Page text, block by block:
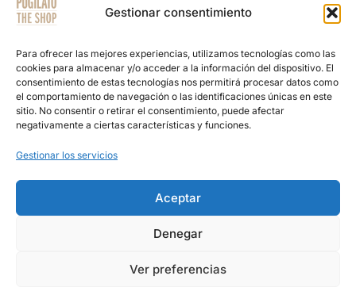
Gestionar consentimiento
Para ofrecer las mejores experiencias, utilizamos tecnologías como las
cookies para almacenar y/o acceder a la información del dispositivo. El
consentimiento de estas tecnologías nos permitirá procesar datos como
el comportamiento de navegación o las identificaciones únicas en este
sitio. No consentir o retirar el consentimiento, puede afectar
negativamente a ciertas características y funciones.
Gestionar los servicios
Aceptar
Denegar
Ver preferencias
profesionales
de la
barbería y
peluquería.
Más de 15
años
abasteciendo
mejores
REPUESTOS
NAVAJAS
BARBERÍA
SECADORES
PRODUCTOS
DE
BARBACOAS
POR
WHATSAPP
Términos y Condiciones de Venta